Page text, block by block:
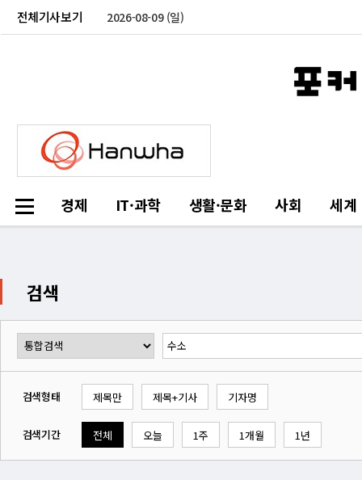
전체기사보기 2026-08-09 (일)
경제 IT·과학 생활·문화 사회 세계
검색
검색형태 제목만 제목+기사 기자명
검색기간 전체 오늘 1주 1개월 1년